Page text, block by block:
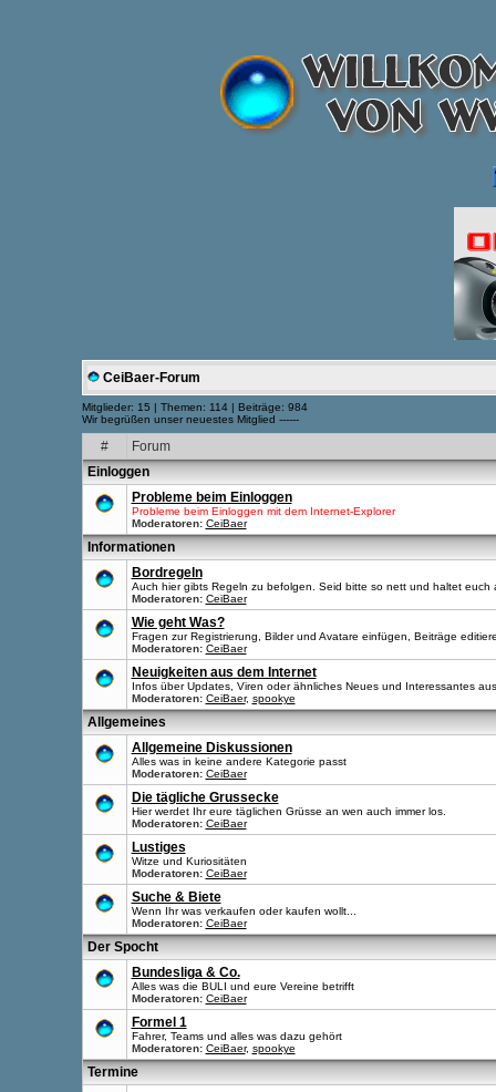
CeiBaer-Forum
Mitglieder: 15 | Themen: 114 | Beiträge: 984
Wir begrüßen unser neuestes Mitglied ------
#
Forum
Einloggen
Probleme beim Einloggen
Probleme beim Einloggen mit dem Internet-Explorer
Moderatoren: CeiBaer
Informationen
Bordregeln
Auch hier gibts Regeln zu befolgen. Seid bitte so nett und haltet euch
Moderatoren: CeiBaer
Wie geht Was?
Fragen zur Registrierung, Bilder und Avatare einfügen, Beiträge
Moderatoren: CeiBaer
Neuigkeiten aus dem Internet
Infos über Updates, Viren oder ähnliches Neues und Interessantes
Moderatoren: CeiBaer, spookye
Allgemeines
Allgemeine Diskussionen
Alles was in keine andere Kategorie passt
Moderatoren: CeiBaer
Die tägliche Grussecke
Hier werdet Ihr eure täglichen Grüsse an wen auch immer los.
Moderatoren: CeiBaer
Lustiges
Witze und Kuriositäten
Moderatoren: CeiBaer
Suche & Biete
Wenn Ihr was verkaufen oder kaufen wollt...
Moderatoren: CeiBaer
Der Spocht
Bundesliga & Co.
Alles was die BULI und eure Vereine betrifft
Moderatoren: CeiBaer
Formel 1
Fahrer, Teams und alles was dazu gehört
Moderatoren: CeiBaer, spookye
Termine